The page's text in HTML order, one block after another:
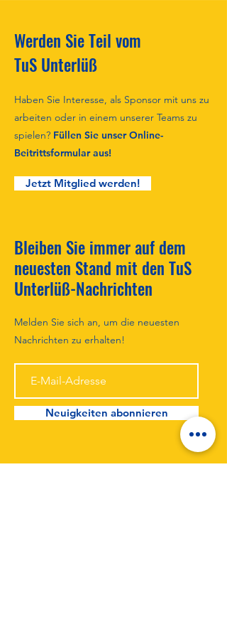
Werden Sie Teil vom
TuS Unterlüß
Haben Sie Interesse, als Sponsor mit uns zu
arbeiten oder in einem unserer Teams zu
spielen? Füllen Sie unser Online-
Beitrittsformular aus!
Jetzt Mitglied werden!
Bleiben Sie immer auf dem
neuesten Stand mit den TuS
Unterlüß-Nachrichten
Melden Sie sich an, um die neuesten
Nachrichten zu erhalten!
Neuigkeiten abonnieren